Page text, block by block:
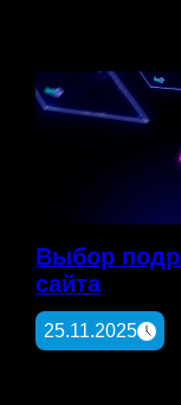
Выбор
сайта
25.11.2025